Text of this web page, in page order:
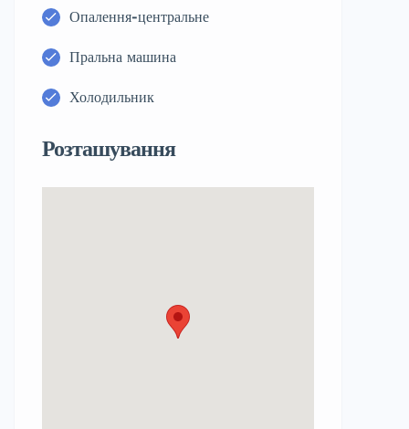
Опалення-центральне
Пральна машина
Холодильник
Розташування